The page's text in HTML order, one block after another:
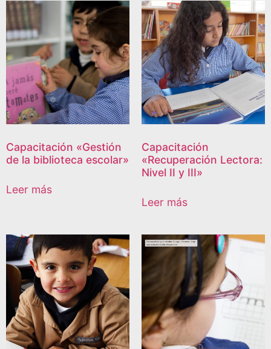
Capacitación «Gestión
de la biblioteca escolar»
Leer más
Capacitación
«Recuperación Lectora:
Nivel II y III»
Leer más